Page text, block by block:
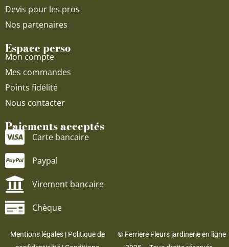
Devis pour les pros
Nos partenaires
Espace perso
Mon compte
Mes commandes
Points fidélité
Nous contacter
Paiements acceptés
Carte bancaire
Paypal
Virement bancaire
Chèque
Mentions légales| Politique de
© Ferriere Fleurs jardinerie en ligne